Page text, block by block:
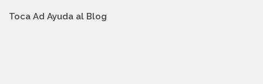
Toca Ad Ayuda al Blog